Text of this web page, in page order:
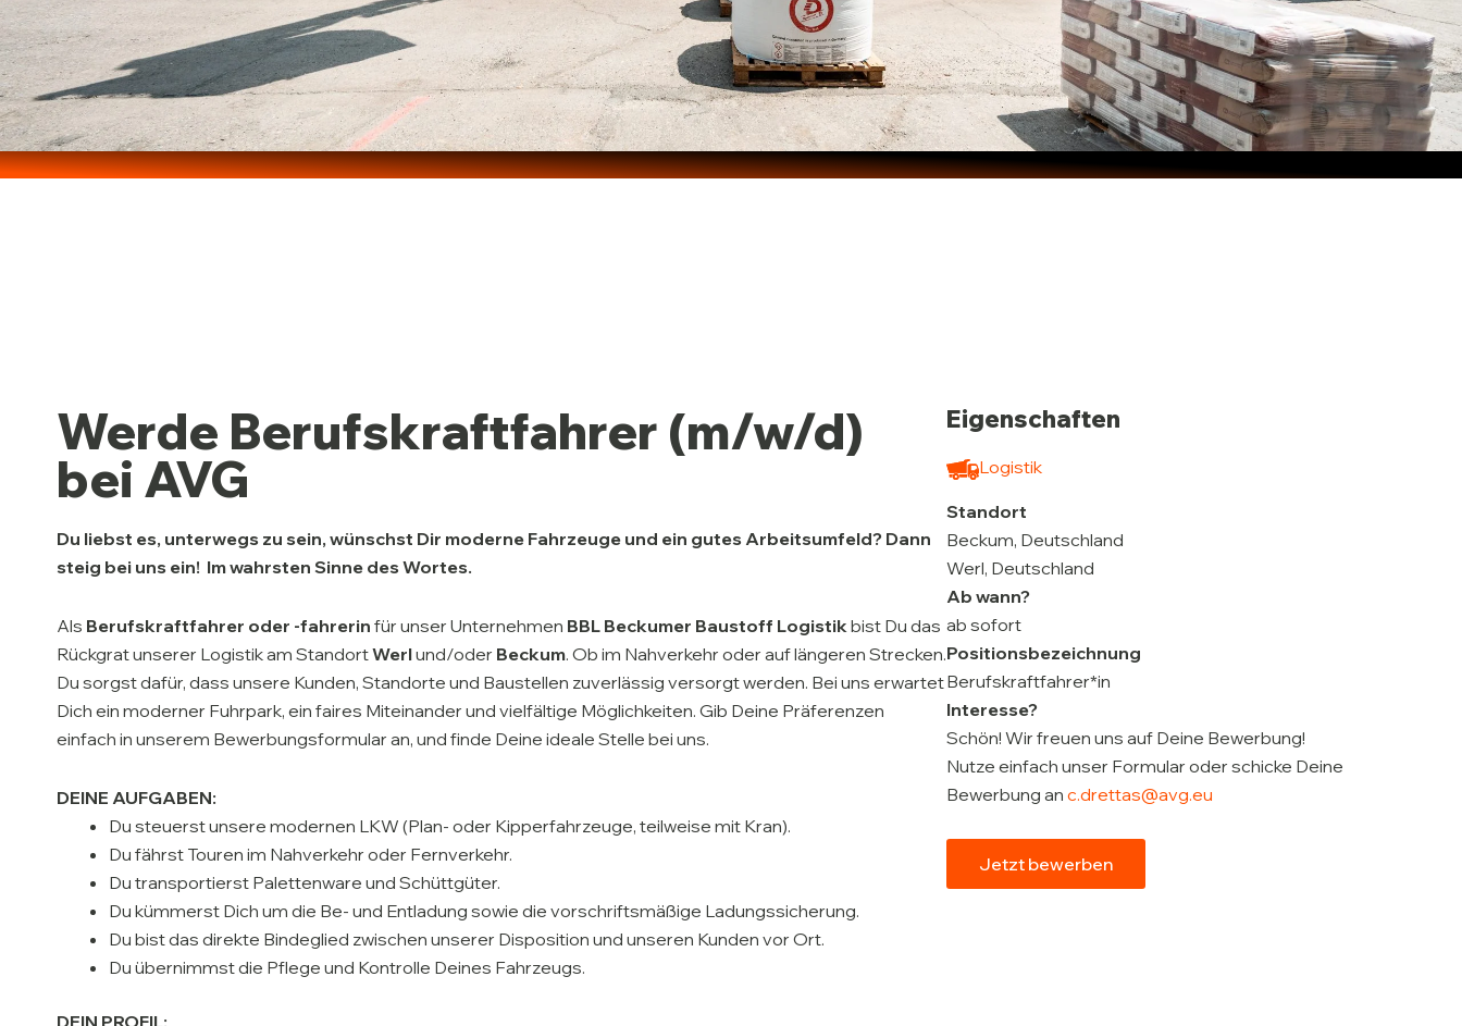
Werde Berufskraftfahrer (m/w/d)
bei AVG
Du liebst es, unterwegs zu sein, wünschst Dir moderne Fahrzeuge und ein gutes Arbeitsumfeld? Dann
steig bei uns ein! Im wahrsten Sinne des Wortes.
Als Berufskraftfahrer oder -fahrerin für unser Unternehmen BBL Beckumer Baustoff Logistikbist Du das
Rückgrat unserer Logistik am StandortWerlund/oder Beckum. Ob im Nahverkehr oder auf längeren Strecken.
Du sorgst dafür, dass unsere Kunden, Standorte und Baustellen zuverlässig versorgt werden. Bei uns erwartet
Dich ein moderner Fuhrpark, ein faires Miteinander und vielfältige Möglichkeiten. Gib Deine Präferenzen
einfach in unserem Bewerbungsformular an, und finde Deine ideale Stelle bei uns.
DEINE AUFGABEN:
Du steuerst unsere modernen LKW (Plan- oder Kipperfahrzeuge, teilweise mit Kran).
Du fährst Touren im Nahverkehr oder Fernverkehr.
Du transportierst Palettenware und Schüttgüter.
Du kümmerst Dich um die Be- und Entladung sowie die vorschriftsmäßige Ladungssicherung.
Du bist das direkte Bindeglied zwischen unserer Disposition und unseren Kunden vor Ort.
Du übernimmst die Pflege und Kontrolle Deines Fahrzeugs.
DEIN PROFIL:
Eigenschaften
Logistik
Standort
Beckum, Deutschland
Werl, Deutschland
Ab wann?
ab sofort
Positionsbezeichnung
Berufskraftfahrer*in
Interesse?
Schön! Wir freuen uns auf Deine Bewerbung!
Nutze einfach unser Formular oder schicke Deine
Bewerbung anc.drettas@avg.eu
Jetzt bewerben